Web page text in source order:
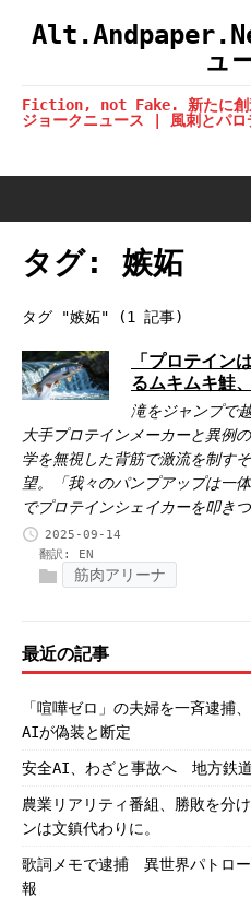
ュ
Fiction, not Fake. 新たに創造
ジョークニュース | 風刺とパロ
タグ: 嫉妬
タグ "嫉妬" (1 記事)
「プロテイン
るムキムキ鮭
滝をジャンプで
大手プロテインメーカーと異例
学を無視した背筋で激流を制す
望。「我々のパンプアップは一
でプロテインシェイカーを叩き
2025-09-14
翻訳: EN
筋肉アリーナ
最近の記事
「喧嘩ゼロ」の夫婦を一斉逮捕
AIが偽装と断定
安全AI、わざと事故へ 地方鉄
農業リアリティ番組、勝敗を分
ンは文鎮代わりに。
歌詞メモで逮捕 異世界パトロ
報